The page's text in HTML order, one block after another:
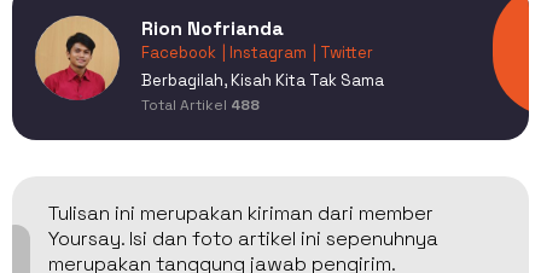
Rion Nofrianda
Facebook | Instagram
| Twitter
Berbagilah, Kisah Kita Tak Sama
Total Artikel 488
Tulisan ini merupakan kiriman dari member
Yoursay. Isi dan foto artikel ini sepenuhnya
merupakan tanggung jawab pengirim.